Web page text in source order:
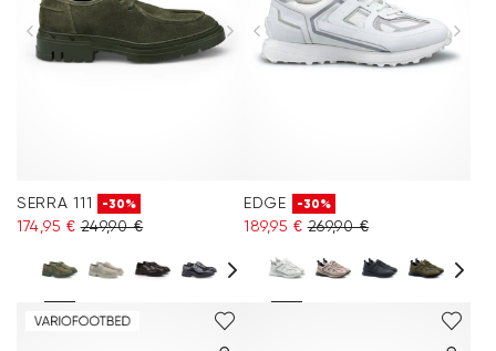
SERRA 111 -30%
174,95 € 249,90 €
EDGE -30%
189,95 € 269,90 €